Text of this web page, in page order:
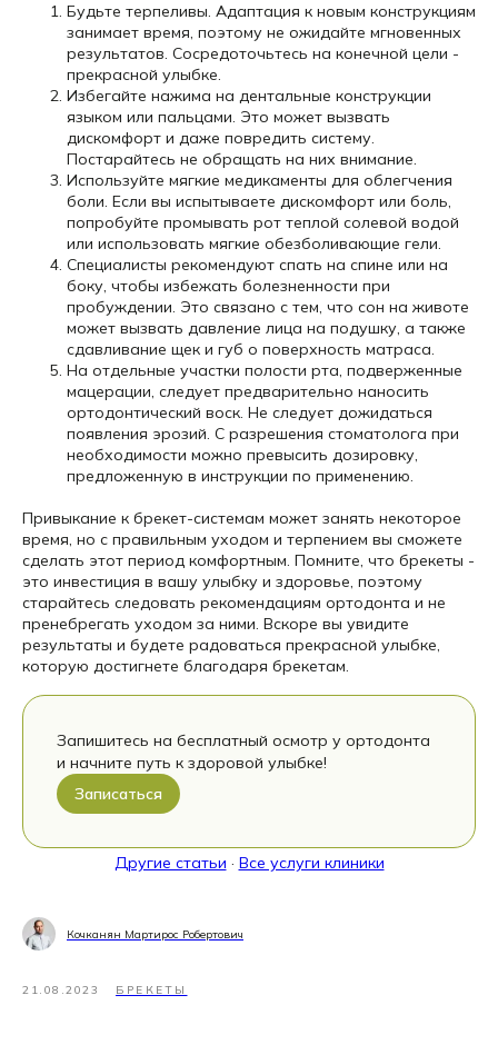
Будьте терпеливы. Адаптация к новым конструкциям
занимает время, поэтому не ожидайте мгновенных
результатов. Сосредоточьтесь на конечной цели -
прекрасной улыбке.
Избегайте нажима на дентальные конструкции
языком или пальцами. Это может вызвать
дискомфорт и даже повредить систему.
Постарайтесь не обращать на них внимание.
Используйте мягкие медикаменты для облегчения
боли. Если вы испытываете дискомфорт или боль,
попробуйте промывать рот теплой солевой водой
или использовать мягкие обезболивающие гели.
Специалисты рекомендуют спать на спине или на
боку, чтобы избежать болезненности при
пробуждении. Это связано с тем, что сон на животе
может вызвать давление лица на подушку, а также
сдавливание щек и губ о поверхность матраса.
На отдельные участки полости рта, подверженные
мацерации, следует предварительно наносить
ортодонтический воск. Не следует дожидаться
появления эрозий. С разрешения стоматолога при
необходимости можно превысить дозировку,
предложенную в инструкции по применению.
Привыкание к брекет-системам может занять некоторое
время, но с правильным уходом и терпением вы сможете
сделать этот период комфортным. Помните, что брекеты -
это инвестиция в вашу улыбку и здоровье, поэтому
старайтесь следовать рекомендациям ортодонта и не
пренебрегать уходом за ними. Вскоре вы увидите
результаты и будете радоваться прекрасной улыбке,
которую достигнете благодаря брекетам.
Запишитесь на бесплатный осмотр у ортодонта
и начните путь к здоровой улыбке!
Записаться
Другие статьи · Все услуги клиники
Кочканян Мартирос Робертович
21.08.2023 БРЕКЕТЫ